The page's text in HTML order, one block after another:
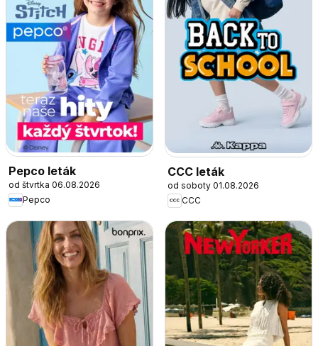
Pepco leták
od štvrtka 06.08.2026
Pepco
CCC leták
od soboty 01.08.2026
CCC